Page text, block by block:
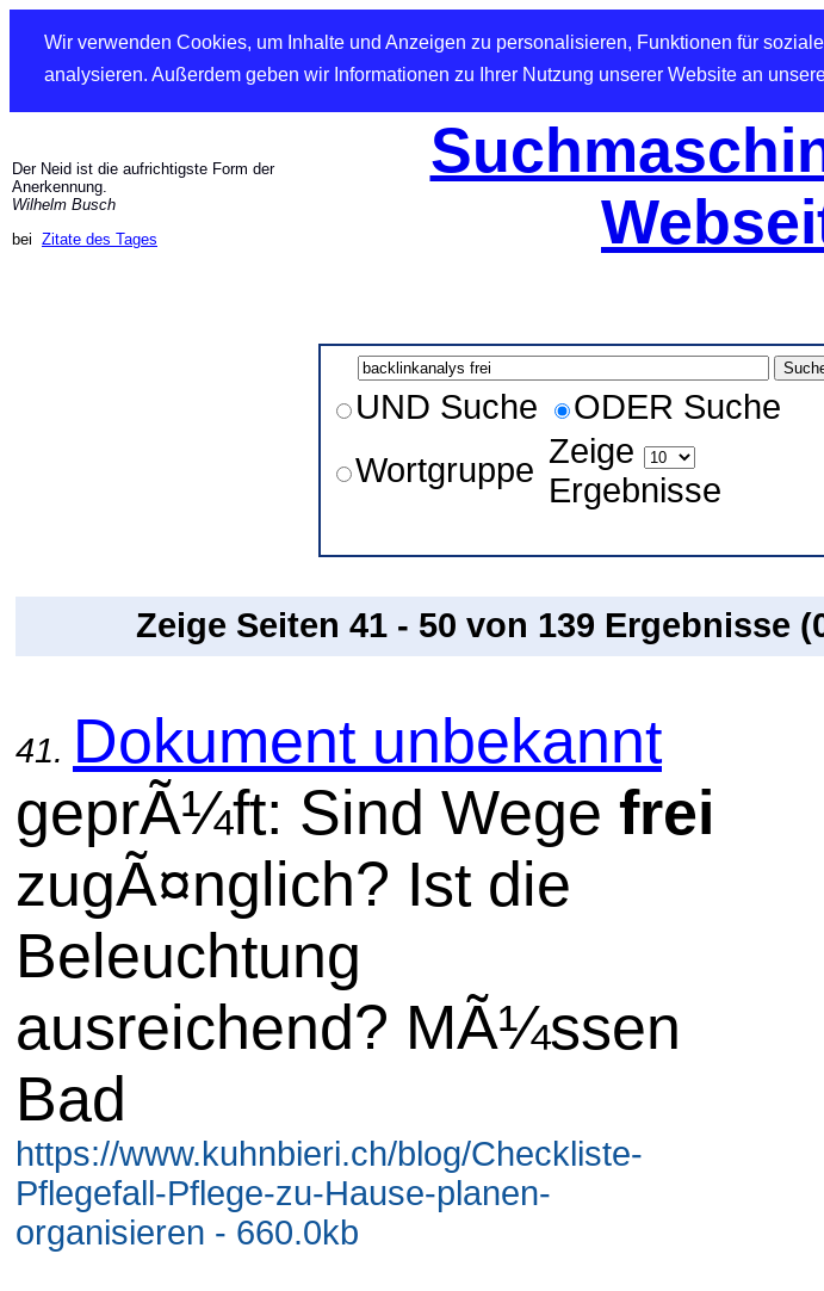
Wir verwenden Cookies, um Inhalte und Anzeigen zu personalisieren, Funktionen für
analysieren. Außerdem geben wir Informationen zu Ihrer Nutzung unserer Website an
Der Neid ist die aufrichtigste Form der
Anerkennung.
Wilhelm Busch
bei Zitate des Tages
UND Suche
ODER Suche
Wortgruppe Zeige
Ergebnisse
Zeige Seiten 41 - 50 von 139 Ergebnisse
41. Dokument unbekannt
geprÃ¼ft: Sind Wege frei
zugÃ¤nglich? Ist die
Beleuchtung
ausreichend? MÃ¼ssen
Bad
https://www.kuhnbieri.ch/blog/Checkliste-
Pflegefall-Pflege-zu-Hause-planen-
organisieren - 660.0kb